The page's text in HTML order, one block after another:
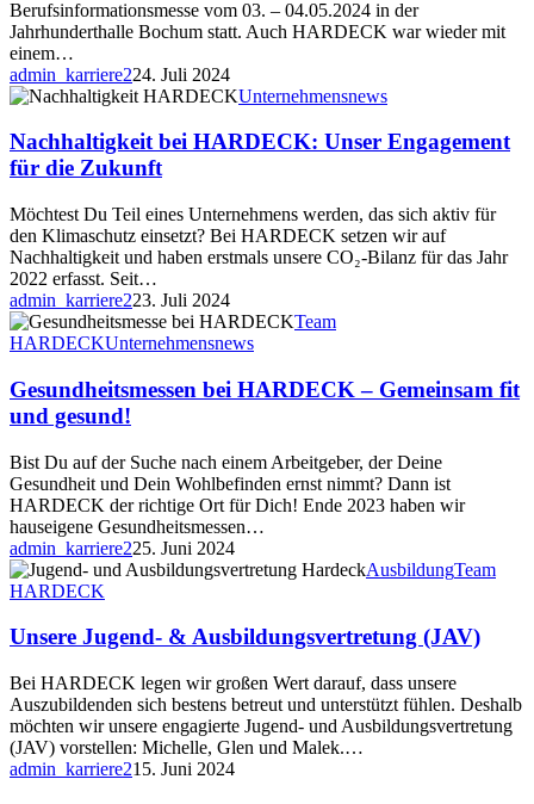
Berufsinformationsmesse vom 03. – 04.05.2024 in der
Jahrhunderthalle Bochum statt. Auch HARDECK war wieder mit
einem…
admin_karriere224. Juli 2024
Unternehmensnews
Nachhaltigkeit bei HARDECK: Unser Engagement
für die Zukunft
Möchtest Du Teil eines Unternehmens werden, das sich aktiv für
den Klimaschutz einsetzt? Bei HARDECK setzen wir auf
Nachhaltigkeit und haben erstmals unsere CO₂-Bilanz für das Jahr
2022 erfasst. Seit…
admin_karriere223. Juli 2024
Team
HARDECKUnternehmensnews
Gesundheitsmessen bei HARDECK – Gemeinsam fit
und gesund!
Bist Du auf der Suche nach einem Arbeitgeber, der Deine
Gesundheit und Dein Wohlbefinden ernst nimmt? Dann ist
HARDECK der richtige Ort für Dich! Ende 2023 haben wir
hauseigene Gesundheitsmessen…
admin_karriere225. Juni 2024
AusbildungTeam
HARDECK
Unsere Jugend- & Ausbildungsvertretung (JAV)
Bei HARDECK legen wir großen Wert darauf, dass unsere
Auszubildenden sich bestens betreut und unterstützt fühlen. Deshalb
möchten wir unsere engagierte Jugend- und Ausbildungsvertretung
(JAV) vorstellen: Michelle, Glen und Malek.…
admin_karriere215. Juni 2024